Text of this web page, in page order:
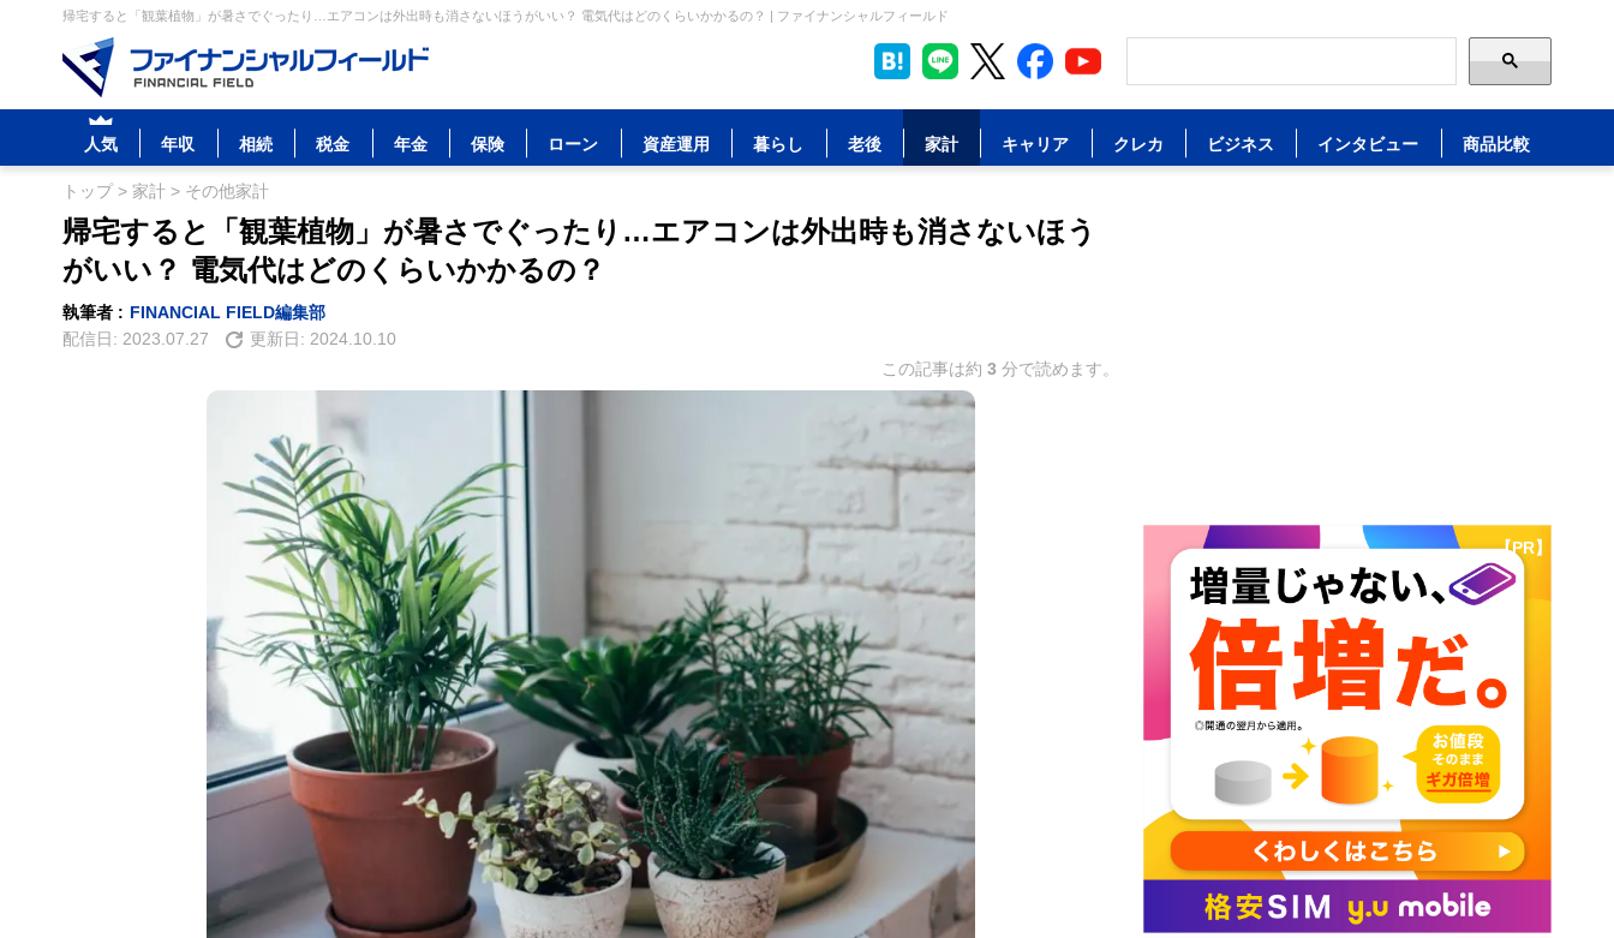
帰宅すると「観葉植物」が暑さでぐったり…エアコンは外出時も消さないほうがいい？ 電気代はどのくらいかかるの？ | ファイナンシャルフィールド
人気 年収 相続 税金 年金 保険 ローン 資産運用 暮らし 老後 家計 キャリア クレカ ビジネス インタビュー 商品比較
トップ> 家計 > その他家計
帰宅すると「観葉植物」が暑さでぐったり…エアコンは外出時も消さないほう
がいい？ 電気代はどのくらいかかるの？
執筆者 : FINANCIAL FIELD編集部
配信日: 2023.07.27 更新日: 2024.10.10
この記事は約 3 分で読めます。
【PR】